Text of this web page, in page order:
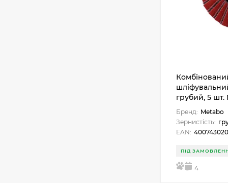
грубий, 5 шт.
Бренд: Metabo
Зернистість:
EAN:
ПІД
5 4